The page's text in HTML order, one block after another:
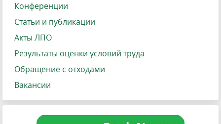
Конференции
Статьи и публикации
Акты ЛПО
Результаты оценки условий труда
Обращение с отходами
Вакансии